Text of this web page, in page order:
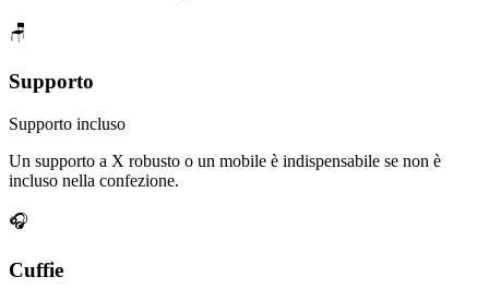
🪑
Supporto
Supporto incluso
Un supporto a X robusto o un mobile è indispensabile se non è
incluso nella confezione.
🎧
Cuffie